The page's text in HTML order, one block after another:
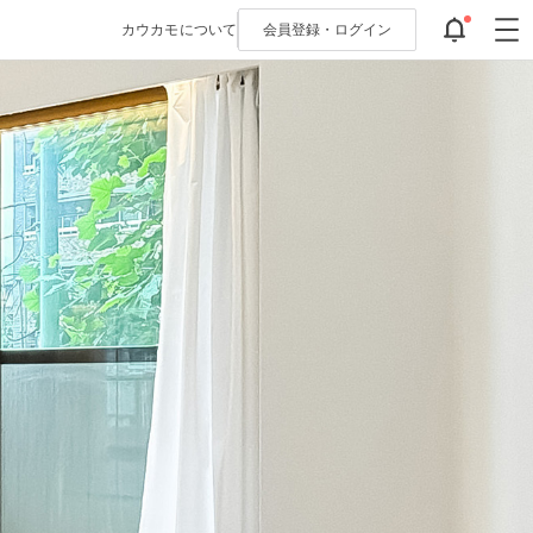
カウカモについて 会員登録・ ログイン